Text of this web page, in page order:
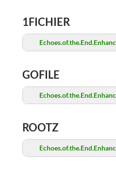
1FICHIER
GOFILE
ROOTZ